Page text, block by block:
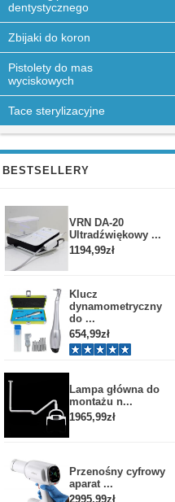
dentystycznego
Zbijaki do koron
Pistolety do mas
wyciskowych
Tace sterylizacyjne
BESTSELLERY
VRN DA-20
Ultradźwiękowy ...
1194,99zł
Klucz
dynamometryczny
do ...
654,99zł
Lampa główna do
montażu n...
1965,99zł
Przenośny cyfrowy
aparat ...
2995,99zł